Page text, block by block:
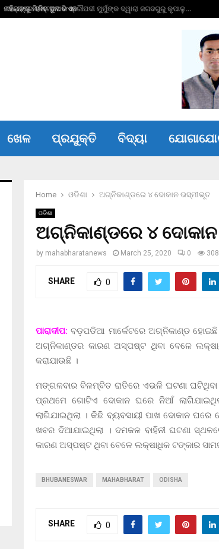
ମହିଳାଙ୍କୁ ମିଳିବ ସୁନା କଏନ
ଖେଳ ପ୍ରଯୁକ୍ତି ବିଦ୍ୟା
Home ଓଡିଶା ଅଗ୍ନିକାଣ୍ଡରେ ୪ ଦୋକାନ ଭସ୍ମୀଭୂତ
ଓଡିଶା
ଅଗ୍ନିକାଣ୍ଡରେ ୪
by mahabharatanews March 25, 2020 0 308
SHARE 0
ପାରାଦୀପ: ବଡ଼ପଡିଆ ମାର୍କେଟରେ ଅଗ୍ନିକାଣ୍ଡ
ଅଗ୍ନିକାଣ୍ଡର କାରଣ ଅସ୍ପଷ୍ଟ ଥିବା ବେଳେ
କରାଯାଉଛି ।
ମଙ୍ଗଳବାର ବିଳମ୍ବିତ ରାତିରେ ଏଭଳି ଘଟଣା ଘଟିଥିବା
ପ୍ରଥମେ ଗୋଟିଏ ଦୋକାନ ଘରେ ନିଆଁ
ଲାଗିଯାଇଥିଲା । କିଛି ବ୍ୟବସାୟୀ ପାଖ ଦୋକାନ
ଖବର ଦିଆଯାଇଥିଲା । ଦମକଳ ବାହିନୀ ଘଟଣା
କାରଣ ଅସ୍ପଷ୍ଟ ଥିବା ବେଳେ ଲକ୍ଷାଧିକ ଟଙ୍କାର
BHUBANESWAR MAHABHARAT ODISHA
SHARE 0